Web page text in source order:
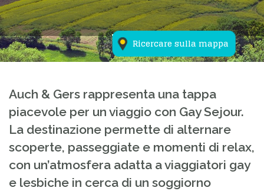
Ricercare sulla mappa
Auch & Gers rappresenta una tappa
piacevole per un viaggio con Gay Sejour.
La destinazione permette di alternare
scoperte, passeggiate e momenti di relax,
con un’atmosfera adatta a viaggiatori gay
e lesbiche in cerca di un soggiorno